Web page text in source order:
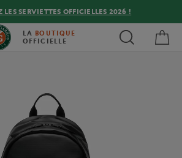
LES SERVIETTES OFFICIELLES 2026 !
LA BOUTIQUE
OFFICIELLE